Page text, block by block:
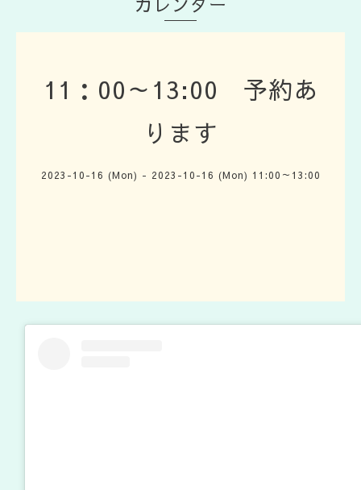
11：00～13:00 予約あ
ります
2023-10-16 (Mon) - 2023-10-16 (Mon) 11:00～13:00